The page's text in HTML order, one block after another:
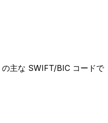
の主な SWIFT/BIC コードで